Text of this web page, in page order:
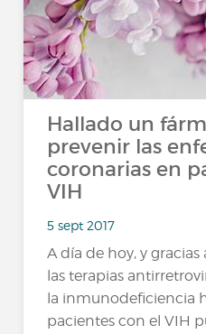
Hallado un
prevenir las
coronarias en
VIH
5 sept 2017
A día de hoy, y
las terapias
la inmunodeficiencia
pacientes con el VIH